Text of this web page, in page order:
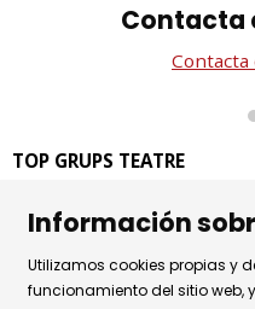
Contacta
TOP GRUPS TEATRE
08002 Barcelona
Tel. 93 441 39 79
Horario de atención: de
Información
Utilizamos cookies propias y
funcionamiento del sitio web,